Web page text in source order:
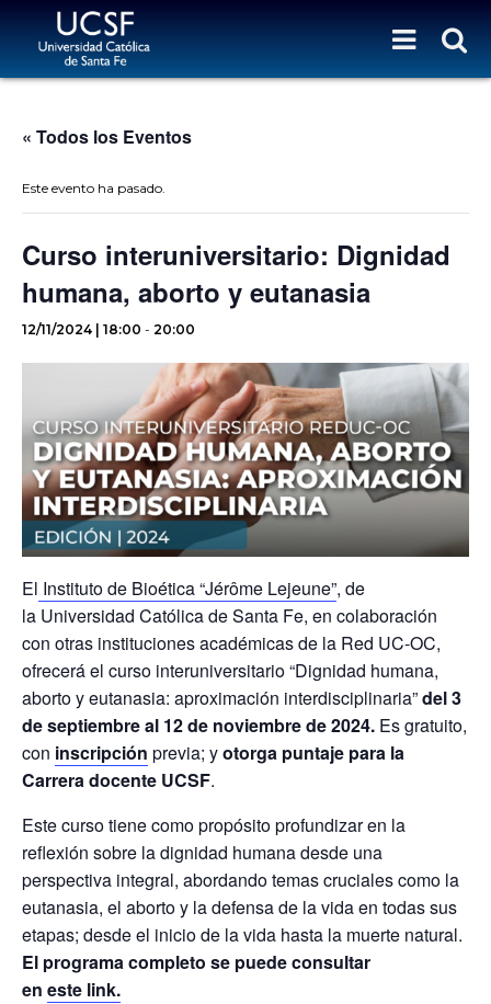
« Todos los Eventos
Este evento ha pasado.
Curso interuniversitario: Dignidad
humana, aborto y eutanasia
12/11/2024 | 18:00 - 20:00
El Instituto de Bioética “Jérôme Lejeune”, de
la Universidad Católica de Santa Fe, en colaboración
con otras instituciones académicas de la Red UC-OC,
ofrecerá el curso interuniversitario “Dignidad humana,
aborto y eutanasia: aproximación interdisciplinaria”del 3
de septiembre al 12 de noviembre de 2024. Es gratuito,
con inscripción previa; yotorga puntaje para la
Carrera docente UCSF.
Este curso tiene como propósito profundizar en la
reflexión sobre la dignidad humana desde una
perspectiva integral, abordando temas cruciales como la
eutanasia, el aborto y la defensa de la vida en todas sus
etapas; desdeel inicio de la vida hasta la muerte natural.
El programa completo se puede consultar
en este link.